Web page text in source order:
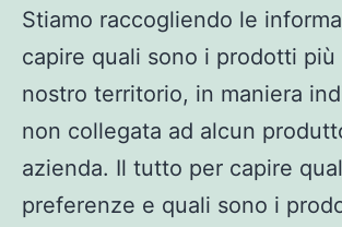
Stiamo raccogliendo le
capire quali sono i prodotti più
nostro territorio, in maniera
non collegata ad alcun
azienda. Il tutto per capire
preferenze e quali sono i